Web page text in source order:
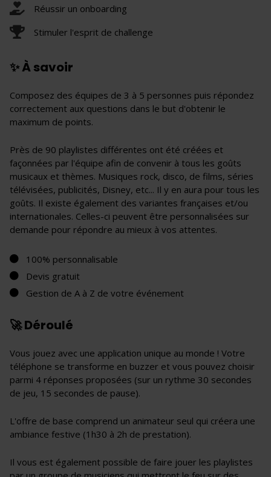
Réussir un onboarding
Stimuler l'esprit de challenge
✨ À savoir
Composez des équipes de 3 à 5 personnes puis répondez
correctement aux questions dans le but d'obtenir le
maximum de points.
Près de 90 playlistes différentes ont été créées et
façonnées par l'équipe afin de convenir à tous les goûts
musicaux et thèmes. Musiques rock, disco, de films, séries
télévisées, publicités, Disney, etc... Il y en aura pour tous les
goûts. Il existe également des variantes françaises et/ou
internationales. Celles-ci peuvent être personnalisées sur
demande pour répondre au mieux à vos attentes.
100% personnalisable
Devis gratuit
Gestion de A à Z de votre événement
🚀 Déroulé
Vous jouez avec une application unique au monde ! Votre
téléphone se transforme en buzzer et vous pouvez choisir
parmi 4 réponses proposées (sur un rythme 30 secondes
de jeu, 15 secondes de pause).
L'offre de base comprend un animateur seul qui créera une
ambiance festive (1h30 à 2h de prestation).
Il vous est également possible de faire jouer les playlistes